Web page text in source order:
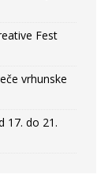
Fest
vrhunske
17. do 21.